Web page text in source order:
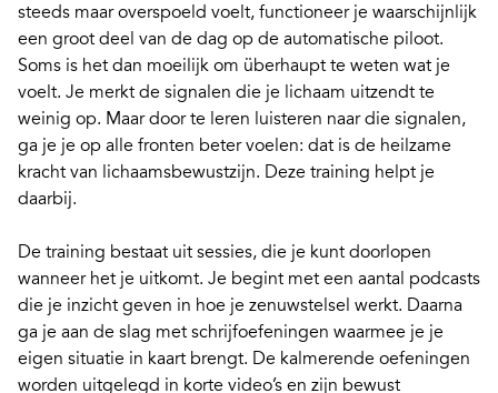
steeds maar overspoeld voelt, functioneer je waarschijnlijk
een groot deel van de dag op de automatische piloot.
Soms is het dan moeilijk om überhaupt te weten wat je
voelt. Je merkt de signalen die je lichaam uitzendt te
weinig op. Maar door te leren luisteren naar die signalen,
ga je je op alle fronten beter voelen: dat is de heilzame
kracht van lichaamsbewustzijn. Deze training helpt je
daarbij.
De training bestaat uit sessies, die je kunt doorlopen
wanneer het je uitkomt. Je begint met een aantal podcasts
die je inzicht geven in hoe je zenuwstelsel werkt. Daarna
ga je aan de slag met schrijfoefeningen waarmee je je
eigen situatie in kaart brengt. De kalmerende oefeningen
worden uitgelegd in korte video’s en zijn bewust